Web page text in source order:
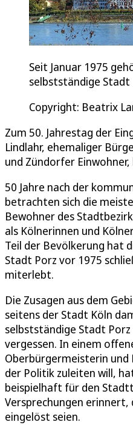
Seit Januar 1975
selbstständige Stadt
Copyright: Beatrix
Zum 50. Jahrestag der
Lindlahr, ehemaliger
und Zündorfer
50 Jahre nach der
betrachten sich die
Bewohner des
als Kölnerinnen und
Teil der Bevölkerung hat
Stadt Porz vor 1975
miterlebt.
Die Zusagen aus dem
seitens der Stadt Köln
selbstständige Stadt
vergessen. In einem
Oberbürgermeisterin und
der Politik zuleiten will,
beispielhaft für den
Versprechungen erinnert,
eingelöst seien.